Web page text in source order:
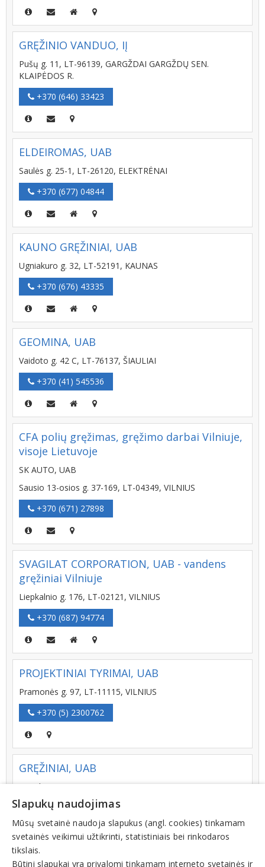
GRĘŽINIO VANDUO, IĮ
Pušų g. 11, LT-96139, GARGŽDAI GARGŽDŲ SEN.
KLAIPĖDOS R.
+370 (646) 33423
ELDEIROMAS, UAB
Saulės g. 25-1, LT-26120, ELEKTRĖNAI
+370 (677) 04844
KAUNO GRĘŽINIAI, UAB
Ugniakuro g. 32, LT-52191, KAUNAS
+370 (676) 43335
GEOMINA, UAB
Vaidoto g. 42 C, LT-76137, ŠIAULIAI
+370 (41) 545536
CFA polių gręžimas, gręžimo darbai Vilniuje,
visoje Lietuvoje
SK AUTO, UAB
Sausio 13-osios g. 37-169, LT-04349, VILNIUS
+370 (671) 27898
SVAGILAT CORPORATION, UAB - vandens
gręžiniai Vilniuje
Liepkalnio g. 176, LT-02121, VILNIUS
+370 (687) 94774
PROJEKTINIAI TYRIMAI, UAB
Pramonės g. 97, LT-11115, VILNIUS
+370 (5) 2300762
GRĘŽINIAI, UAB
Metalo g. 2, LT-02190, VILNIUS
+370 (659) 41230
INGEO, UAB
Slapukų naudojimas
Mūsų svetainė naudoja slapukus (angl. cookies) tinkamam
svetainės veikimui užtikrinti, statistiniais bei rinkodaros
tikslais.
Būtini slapukai yra privalomi tinkamam interneto svetainės ir